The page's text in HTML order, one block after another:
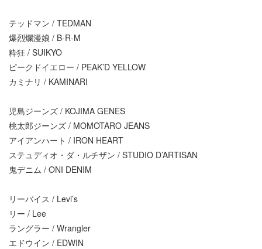
テッドマン / TEDMAN
爆烈爛漫娘 / B-R-M
粋狂 / SUIKYO
ピークドイエロー / PEAK’D YELLOW
カミナリ / KAMINARI
児島ジーンズ / KOJIMA GENES
桃太郎ジーンズ / MOMOTARO JEANS
アイアンハート / IRON HEART
ステュディオ・ダ・ルチザン / STUDIO D’ARTISAN
鬼デニム / ONI DENIM
リーバイス / Levi’s
リー / Lee
ラングラー / Wrangler
エドウイン / EDWIN